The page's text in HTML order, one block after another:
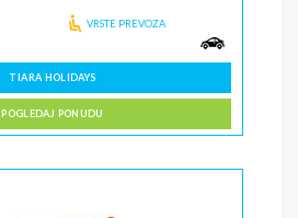
VRSTE PREVOZA
TIARA HOLIDAYS
POGLEDAJ PONUDU